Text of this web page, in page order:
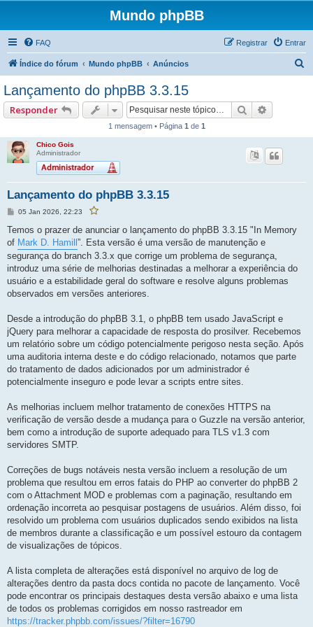
Mundo phpBB
FAQ Entrar
Registrar
Índice do fórum Mundo phpBB Anúncios
a
Lançamento do phpBB 3.3.15
Responder Pesquisar
1 mensagem • Página 1 de 1
Chico Gois
Administrador
Lançamento do phpBB 3.3.15
M
n
a
g
e
m
05 Jan 2026, 22:23
F
v
o
r
i
t
r
e
s
a
s
a
e
m
Temos o prazer de anunciar o lançamento do phpBB 3.3.15 "In Memory
of Mark D. Hamill ”. Esta versão é uma versão de manutenção e
segurança do branch 3.3.x que corrige um problema de segurança,
introduz uma série de melhorias destinadas a melhorar a experiência do
usuário e a estabilidade geral do software e resolve alguns problemas
observados em versões anteriores.
Desde a introdução do phpBB 3.1, o phpBB tem usado JavaScript e
jQuery para melhorar a capacidade de resposta do prosilver. Recebemos
um relatório sobre um código potencialmente perigoso nesta seção. Após
uma auditoria interna deste e do código relacionado, notamos que parte
do tratamento de dados adicionados por um administrador é
potencialmente inseguro e pode levar a scripts entre sites.
As melhorias incluem melhor tratamento de conexões HTTPS na
verificação de versão desde a mudança para o Guzzle na versão anterior,
bem como a introdução de suporte adequado para TLS v1.3 com
servidores SMTP.
Correções de bugs notáveis nesta versão incluem a resolução de um
problema que resultou em erros fatais do PHP ao converter do phpBB 2
com o Attachment MOD e problemas com a paginação, resultando em
ordenação incorreta ao pesquisar postagens de usuários. Além disso, foi
resolvido um problema com usuários duplicados sendo exibidos na lista
de membros durante a classificação e um possível estouro da contagem
de visualizações de tópicos.
A lista completa de alterações está disponível no arquivo de log de
alterações dentro da pasta docs contida no pacote de lançamento. Você
pode encontrar os principais destaques desta versão abaixo e uma lista
de todos os problemas corrigidos em nosso rastreador em
https://tracker.phpbb.com/issues/?filter=16790